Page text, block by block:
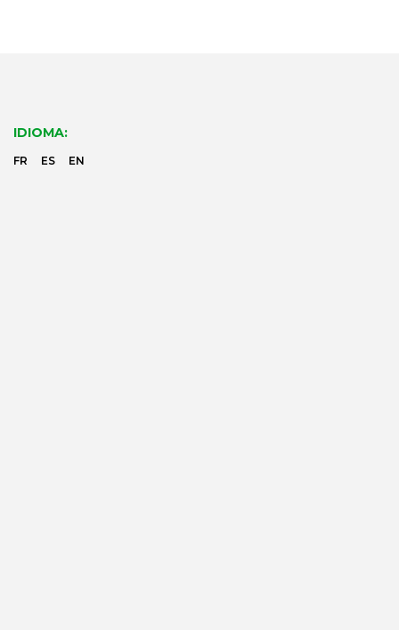
PESQUISA:
IDIOMA:
FR ES EN